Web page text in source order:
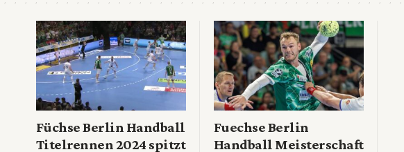
Füchse Berlin Handball
Titelrennen 2024 spitzt
Fuechse Berlin
Handball Meisterschaft